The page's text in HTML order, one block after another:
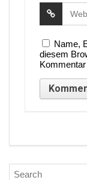
Name,
diesem